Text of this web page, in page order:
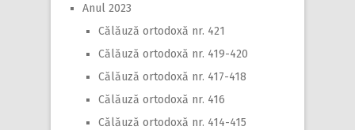
Anul 2023
Călăuză ortodoxă nr. 421
Călăuză ortodoxă nr. 419-420
Călăuză ortodoxă nr. 417-418
Călăuză ortodoxă nr. 416
Călăuză ortodoxă nr. 414-415